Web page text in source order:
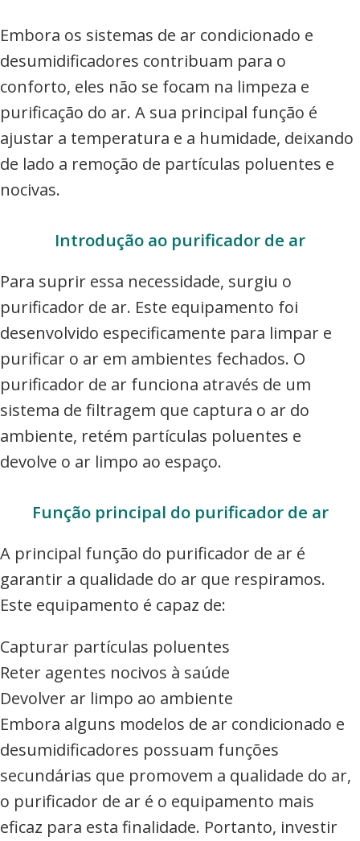
Embora os sistemas de ar condicionado e
desumidificadores contribuam para o
conforto, eles não se focam na limpeza e
purificação do ar. A sua principal função é
ajustar a temperatura e a humidade, deixando
de lado a remoção de partículas poluentes e
nocivas.
Introdução ao purificador de ar
Para suprir essa necessidade, surgiu o
purificador de ar. Este equipamento foi
desenvolvido especificamente para limpar e
purificar o ar em ambientes fechados. O
purificador de ar funciona através de um
sistema de filtragem que captura o ar do
ambiente, retém partículas poluentes e
devolve o ar limpo ao espaço.
Função principal do purificador de ar
A principal função do purificador de ar é
garantir a qualidade do ar que respiramos.
Este equipamento é capaz de:
Capturar partículas poluentes
Reter agentes nocivos à saúde
Devolver ar limpo ao ambiente
Embora alguns modelos de ar condicionado e
desumidificadores possuam funções
secundárias que promovem a qualidade do ar,
o purificador de ar é o equipamento mais
eficaz para esta finalidade. Portanto, investir